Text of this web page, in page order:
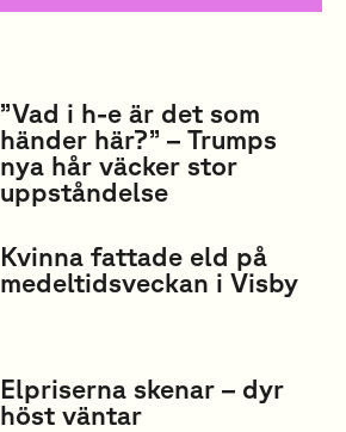
”Vad i h-e är det som
händer här?” – Trumps
nya hår väcker stor
uppståndelse
Kvinna fattade eld på
medeltidsveckan i Visby
Elpriserna skenar – dyr
höst väntar